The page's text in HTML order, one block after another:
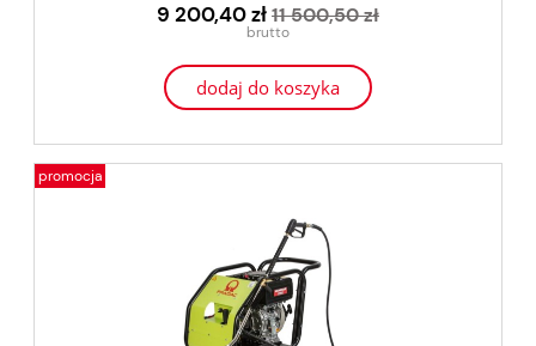
9 200,40 zł11 500,50 zł
dodaj do koszyka
promocja